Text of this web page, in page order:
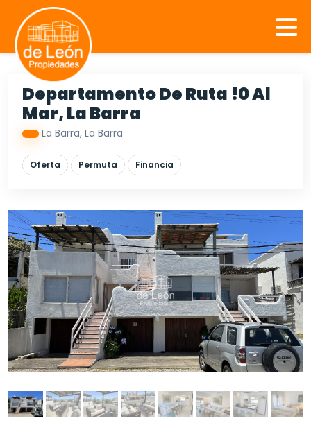
Departamento De Ruta !0 Al
Mar, La Barra
La Barra, La Barra
Oferta Permuta Financia